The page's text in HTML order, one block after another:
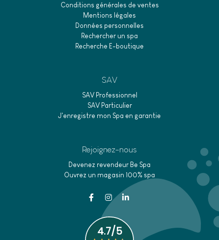
Conditions générales de ventes
Mentions légales
Données personnelles
Rechercher un spa
Recherche E-boutique
SAV
SAV Professionnel
SAV Particulier
J'enregistre mon Spa en garantie
Rejoignez-nous
Devenez revendeur Be Spa
Ouvrez un magasin 100% spa